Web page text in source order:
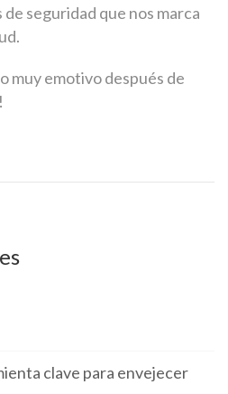
seguridad que nos marca
muy emotivo después de
clave para envejecer